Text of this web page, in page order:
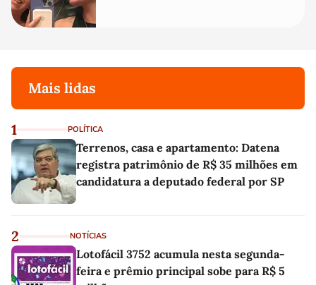
Mais lidas
1 POLÍTICA
Terrenos, casa e apartamento: Datena
registra patrimônio de R$ 35 milhões em
candidatura a deputado federal por SP
2 NOTÍCIAS
Lotofácil 3752 acumula nesta segunda-
feira e prêmio principal sobe para R$ 5